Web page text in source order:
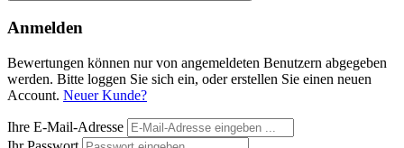
Anmelden
Bewertungen können nur von angemeldeten Benutzern abgegeben
werden. Bitte loggen Sie sich ein, oder erstellen Sie einen neuen
Account. Neuer Kunde?
Ihre E-Mail-Adresse